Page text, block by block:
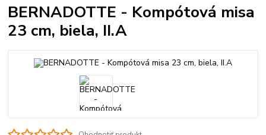
BERNADOTTE - Kompótová misa
23 cm, biela, II.A